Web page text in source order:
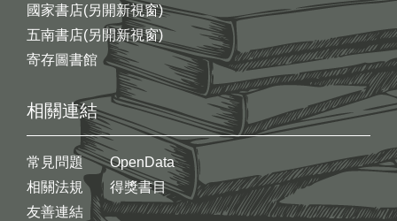
國家書店(另開新視窗)
五南書店(另開新視窗)
寄存圖書館
相關連結
常見問題
相關法規
友善連結
OpenData
得獎書目